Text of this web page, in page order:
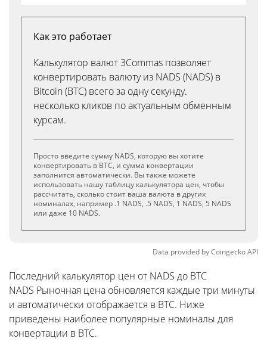
Как это работает
Калькулятор валют 3Commas позволяет
конвертировать валюту из NADS (NADS) в
Bitcoin (BTC) всего за одну секунду.
несколько кликов по актуальным обменным
курсам.
Просто введите сумму NADS, которую вы хотите
конвертировать в BTC, и сумма конвертации
заполнится автоматически. Вы также можете
использовать нашу таблицу калькулятора цен, чтобы
рассчитать, сколько стоит ваша валюта в других
номиналах, например .1 NADS, .5 NADS, 1 NADS, 5 NADS
или даже 10 NADS.
Data provided byCoingeckoAPI
Последний калькулятор цен от NADS до BTC
NADS Рыночная цена обновляется каждые три минуты
и автоматически отображается в BTC. Ниже
приведены наиболее популярные номиналы для
конвертации в BTC.